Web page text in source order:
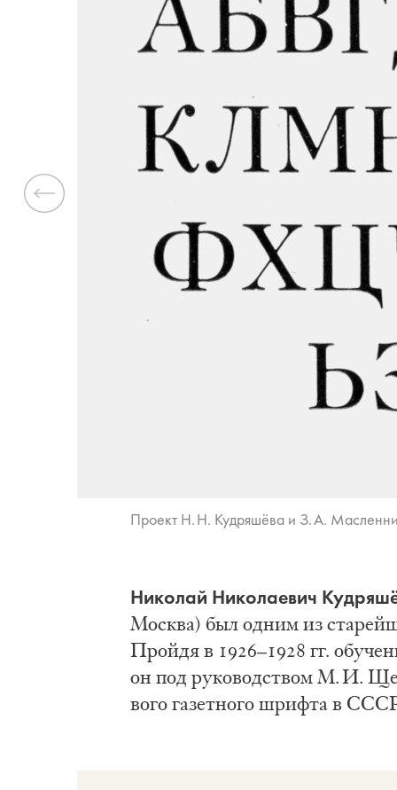
Про­ект Н. Н. Куд­ря­шё­ва и З. А.
Ни­ко­лай Ни­ко­ла­е­вич
Моск­ва) был од­ним из
Прой­дя в 1926–1928 гг.
он под ру­ко­вод­ством М. И.
во­го га­зет­но­го шриф­та в